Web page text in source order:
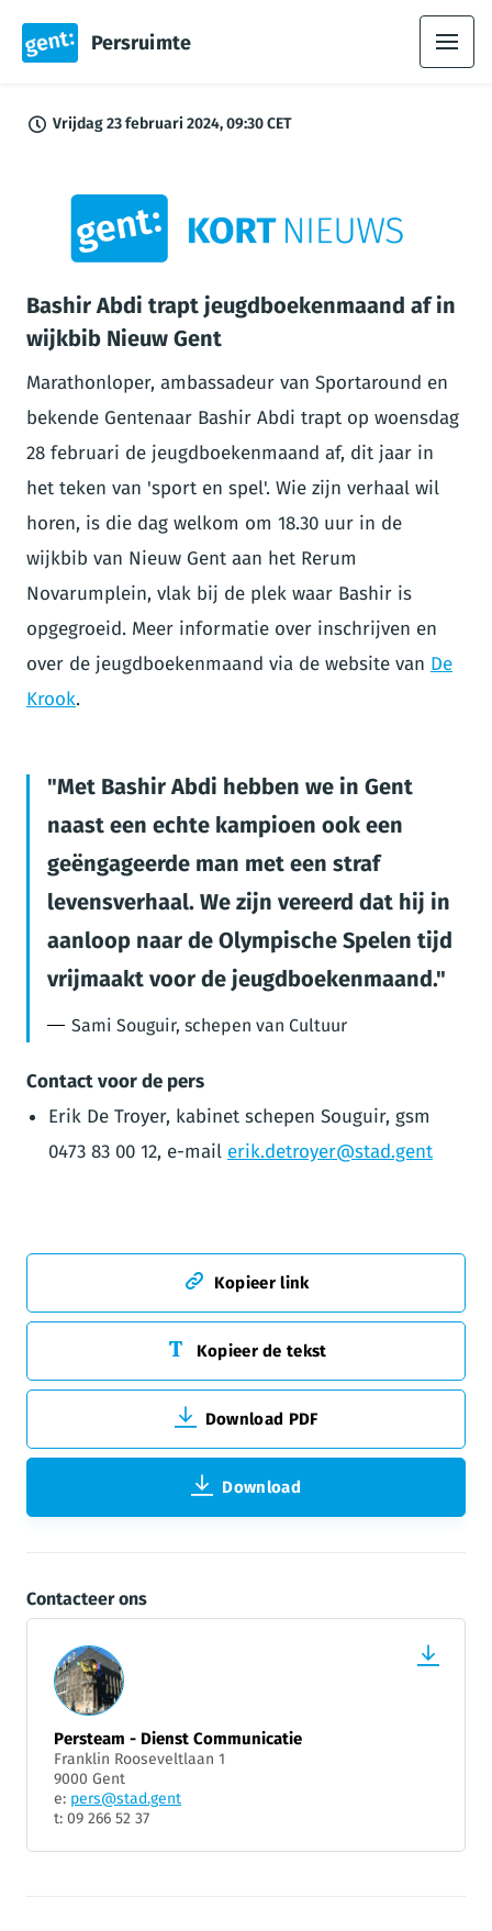
Persruimte
Vrijdag 23 februari 2024, 09:30 CET
PNG
Bashir Abdi trapt jeugdboekenmaand af in
wijkbib Nieuw Gent
Marathonloper, ambassadeur van Sportaround en
bekende Gentenaar Bashir Abdi trapt op woensdag
28 februari de jeugdboekenmaand af, dit jaar in
het teken van 'sport en spel'. Wie zijn verhaal wil
horen, is die dag welkom om 18.30 uur in de
wijkbib van Nieuw Gent aan het Rerum
Novarumplein, vlak bij de plek waar Bashir is
opgegroeid. Meer informatie over inschrijven en
over de jeugdboekenmaand via de website van De
Krook.
Met Bashir Abdi hebben we in Gent
naast een echte kampioen ook een
geëngageerde man met een straf
levensverhaal. We zijn vereerd dat hij in
aanloop naar de Olympische Spelen tijd
vrijmaakt voor de jeugdboekenmaand.
Sami Souguir, schepen van Cultuur
Contact voor de pers
Erik De Troyer, kabinet schepen Souguir, gsm
0473 83 00 12, e-mail erik.detroyer@stad.gent
Kopieer link
Kopieer de tekst
Download PDF
Download
Contacteer ons
Persteam - Dienst Communicatie
Franklin Rooseveltlaan 1
9000 Gent
e: pers@stad.gent
t: 09 266 52 37